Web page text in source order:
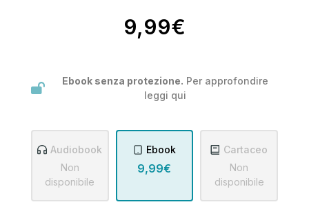
9,99€
Ebook senza protezione. Per approfondire
leggi qui
Audiobook
Non
disponibile
Ebook
9,99€
Cartaceo
Non
disponibile